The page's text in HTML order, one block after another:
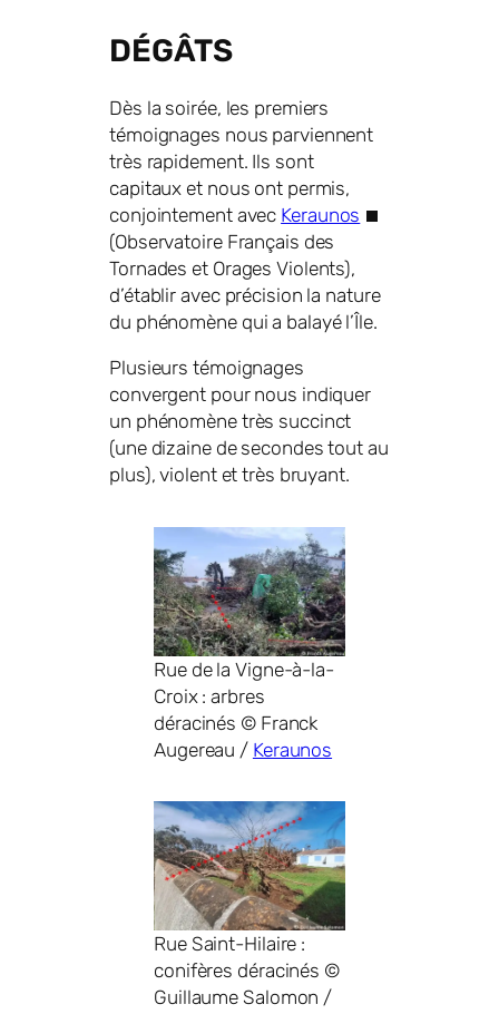
DÉGÂTS
Dès la soirée, les premiers
témoignages nous parviennent
très rapidement. Ils sont
capitaux et nous ont permis,
conjointement avec Keraunos
(Observatoire Français des
Tornades et Orages Violents),
d’établir avec précision la nature
du phénomène qui a balayé l’Île.
Plusieurs témoignages
convergent pour nous indiquer
un phénomène très succinct
(une dizaine de secondes tout au
plus), violent et très bruyant.
Rue de la Vigne-à-la-
Croix : arbres
déracinés © Franck
Augereau / Keraunos
Rue Saint-Hilaire :
conifères déracinés ©
Guillaume Salomon /